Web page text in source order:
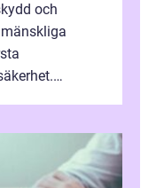
och